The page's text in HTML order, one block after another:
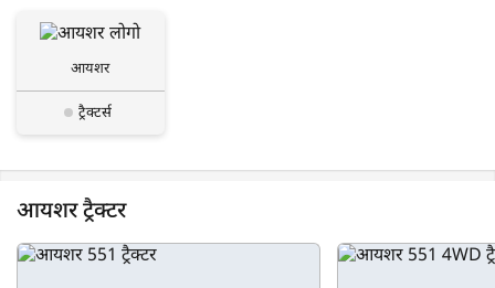
आयशर
ट्रैक्टर्स
आयशर ट्रैक्टर